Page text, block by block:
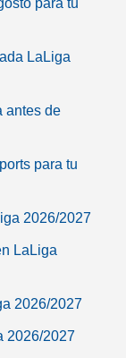
para tu
LaLiga
antes de
para tu
2026/2027
LaLiga
2026/2027
2026/2027